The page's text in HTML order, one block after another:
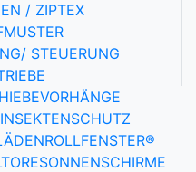
/ ZIPTEX
STEUERUNG
INSEKTENSCHUTZ
ROLLFENSTER®
SONNENSCHIRME